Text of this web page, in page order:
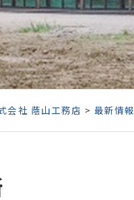
会社 蔭山工務店 > 最新情報